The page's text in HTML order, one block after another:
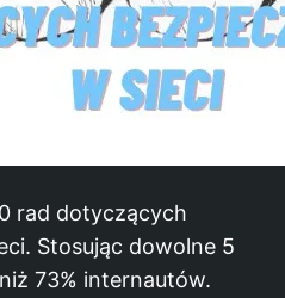
rad dotyczących
Stosując dowolne 5
73% internautów.